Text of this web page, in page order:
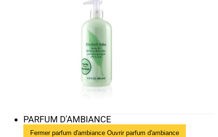
PARFUM D'AMBIANCE
Fermer parfum d'ambiance Ouvrir parfum d'ambiance